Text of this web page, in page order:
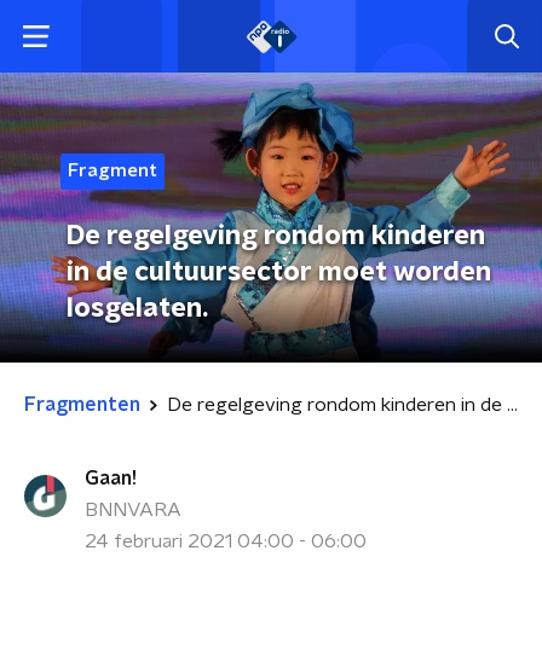
Fragment
De regelgeving rondom kinderen
in de cultuursector moet worden
losgelaten.
Fragmenten De regelgeving rondom kinderen in de cultuursector moet worden losgelaten.
Gaan!
BNNVARA
24 februari 2021 04:00 - 06:00